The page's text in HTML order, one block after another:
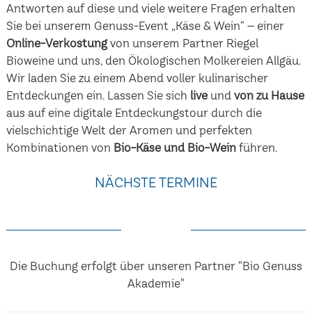
Antworten auf diese und viele weitere Fragen erhalten
Sie bei unserem Genuss-Event „Käse & Wein“ – einer
Online-Verkostungvon unserem Partner Riegel
Bioweine und uns, den Ökologischen Molkereien Allgäu.
Wir laden Sie zu einem Abend voller kulinarischer
Entdeckungen ein. Lassen Sie sich live und von zu Hause
aus auf eine digitale Entdeckungstour durch die
vielschichtige Welt der Aromen und perfekten
Kombinationen von Bio-Käse und Bio-Weinführen.
NÄCHSTE TERMINE
Die Buchung erfolgt über unseren Partner "Bio Genuss
Akademie"